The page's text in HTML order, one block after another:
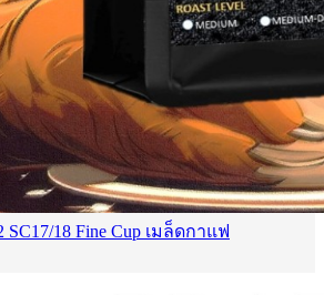
SC17/18 Fine Cup เมล็ดกาแฟ